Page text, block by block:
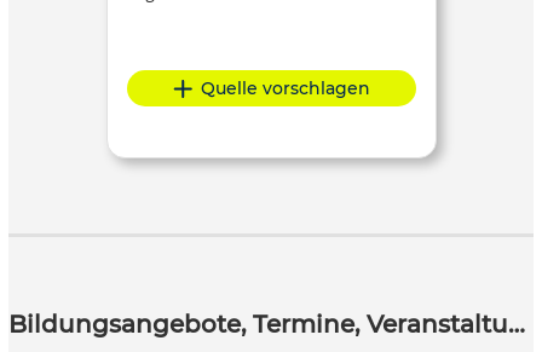
Quelle vorschlagen
Bildungsangebote, Termine, Veranstaltungen